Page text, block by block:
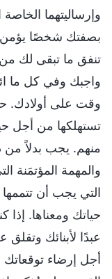
وإرساليتهما
بصفتك شخصًا يؤمن
تنفق ما تبقى لك
واجبك وفي كل ما
وقت على أولادك.
تستهلكها من أجل
منهم. يجب بدلاً
والمهمة المؤتمَنة
التي يجب أن
حياتك ومعناها.
عبدًا لأبنائك
أجل إرضاء